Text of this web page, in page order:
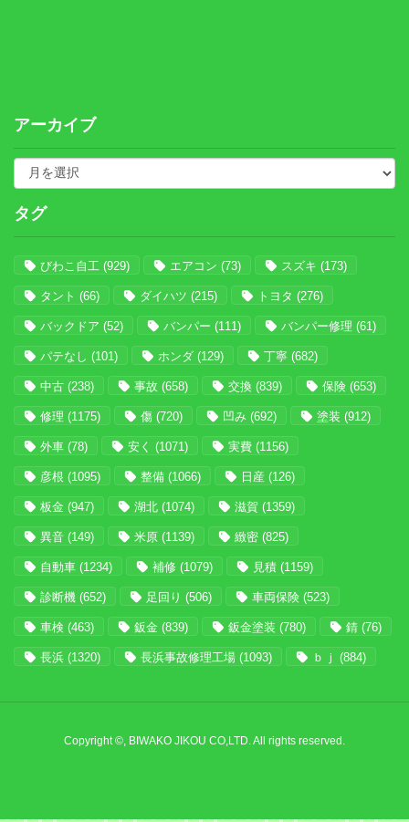
アーカイブ
タグ
びわこ自工 (929) エアコン (73) スズキ (173)
タント (66) ダイハツ (215) トヨタ (276)
バックドア (52) バンパー (111) バンパー修理 (61)
パテなし (101) ホンダ (129) 丁寧 (682)
中古 (238) 事故 (658) 交換 (839) 保険 (653)
修理 (1175) 傷 (720) 凹み (692) 塗装 (912)
外車 (78) 安く (1071) 実費 (1156)
彦根 (1095) 整備 (1066) 日産 (126)
板金 (947) 湖北 (1074) 滋賀 (1359)
異音 (149) 米原 (1139) 緻密 (825)
自動車 (1234) 補修 (1079) 見積 (1159)
診断機 (652) 足回り (506) 車両保険 (523)
車検 (463) 鈑金 (839) 鈑金塗装 (780) 錆 (76)
長浜 (1320) 長浜事故修理工場 (1093) ｂｊ (884)
Copyright ©, BIWAKO JIKOU CO,LTD. All rights reserved.